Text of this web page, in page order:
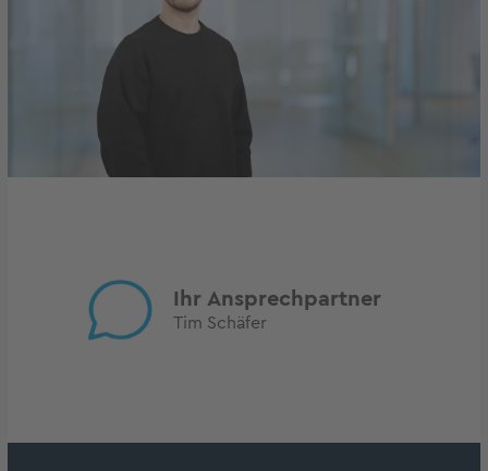
Ihr Ansprechpartner
Tim Schäfer